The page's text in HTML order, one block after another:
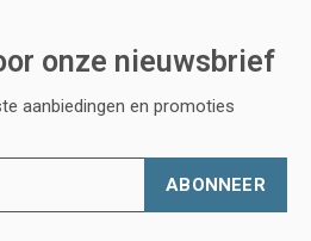
onze nieuwsbrief
aanbiedingen en promoties
ABONNEER